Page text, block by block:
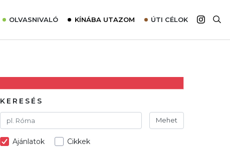
OLVASNIVALÓ
Utazómajom – CitySIM kártya a világutazóknak
Élménybeszámolók
Szállodalátogatás
KÍNÁBA UTAZOM ÚTI CÉLOK
Afrika
KERESÉS
Mehet
Ajánlatok Cikkek